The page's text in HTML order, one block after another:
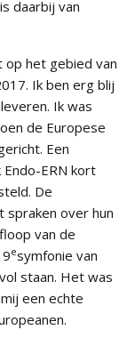
daarbij van
op het gebied van
Ik ben erg blij
Ik was
de Europese
Een
ERN kort
De
spraken over hun
van de
esymfonie van
staan. Het was
een echte